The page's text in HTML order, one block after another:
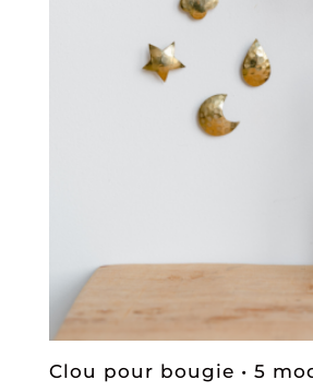
Clou pour bougie • 5